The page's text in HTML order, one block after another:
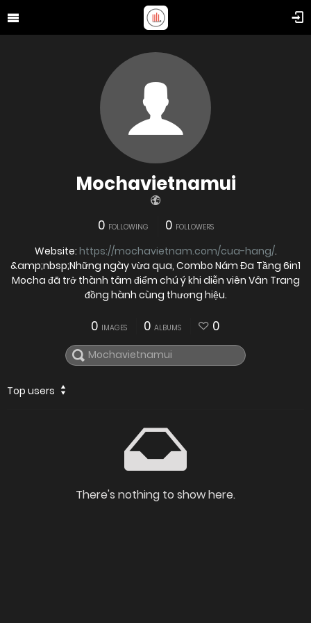
Mochavietnamui
0 FOLLOWING 0 FOLLOWERS
Website: https://mochavietnam.com/cua-hang/.
&amp;nbsp;Những ngày vừa qua, Combo Nám Đa Tầng 6in1
Mocha đã trở thành tâm điểm chú ý khi diễn viên Vân Trang
đồng hành cùng thương hiệu.
0 IMAGES 0 ALBUMS 0
Top users
There's nothing to show here.